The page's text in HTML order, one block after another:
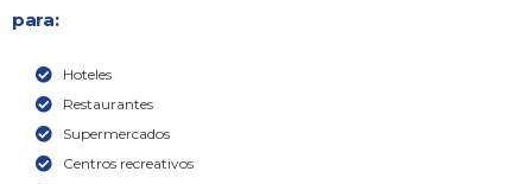
para:
Hoteles
Restaurantes
Supermercados
Centros recreativos